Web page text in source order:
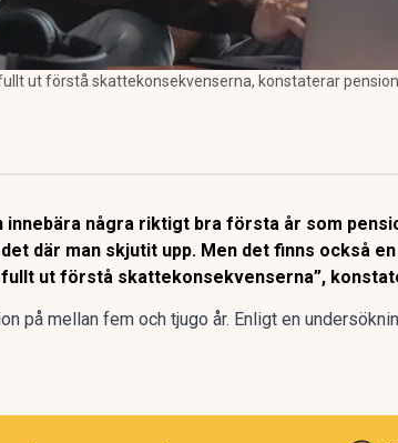
ut förstå skattekonsekvenserna, konstaterar
några riktigt bra första år som
där man skjutit upp. Men det finns också
ut förstå skattekonsekvenserna”,
på mellan fem och tjugo år. Enligt en